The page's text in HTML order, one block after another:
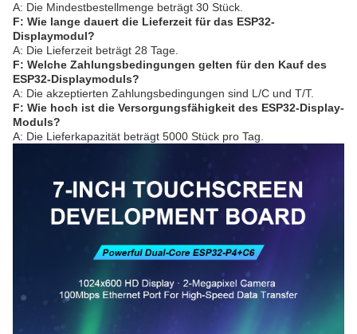
A: Die Mindestbestellmenge beträgt 30 Stück.
F: Wie lange dauert die Lieferzeit für das ESP32-
Displaymodul?
A: Die Lieferzeit beträgt 28 Tage.
F: Welche Zahlungsbedingungen gelten für den Kauf des
ESP32-Displaymoduls?
A: Die akzeptierten Zahlungsbedingungen sind L/C und T/T.
F: Wie hoch ist die Versorgungsfähigkeit des ESP32-Display-
Moduls?
A: Die Lieferkapazität beträgt 5000 Stück pro Tag.